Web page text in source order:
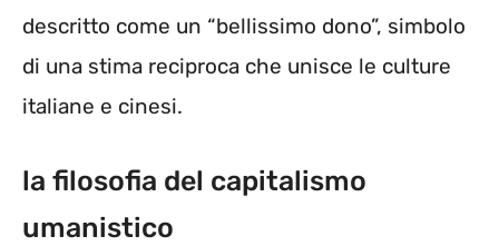
descritto come un “bellissimo dono”, simbolo
di una stima reciproca che unisce le culture
italiane e cinesi.
la filosofia del capitalismo
umanistico